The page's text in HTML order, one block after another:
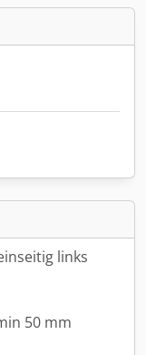
links
50 mm